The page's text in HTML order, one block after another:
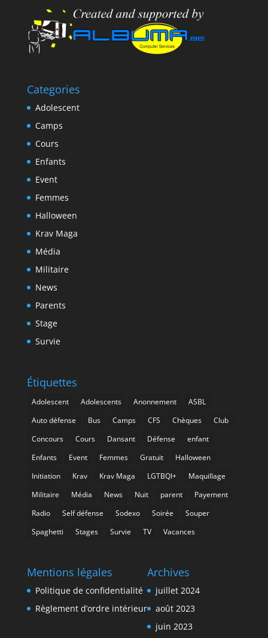
Categories
Adolescent
Camps
Cours
Enfants
Event
Femmes
Halloween
Krav Maga
Média
Militaire
News
Parents
Stage
Survie
Étiquettes
Adolescent Adolescents Anonnement
ASBL
Auto défense
Bus Camps CFS Chèques
Club
Concours
Cours Dansant Défense
enfant
Enfants
Event Femmes Gratuit
Halloween
Initiation
Krav Krav Maga LGTBQI+
Maquillage
Militaire
Média News Nuit parent
Payement
Radio
Self défense Sodexo Soirée
Souper
Spaghetti
Stages Survie TV Vacances
Mentions légales
Politique de confidentialité
Règlement d’ordre intérieur
Archives
juillet 2024
août 2023
juin 2023